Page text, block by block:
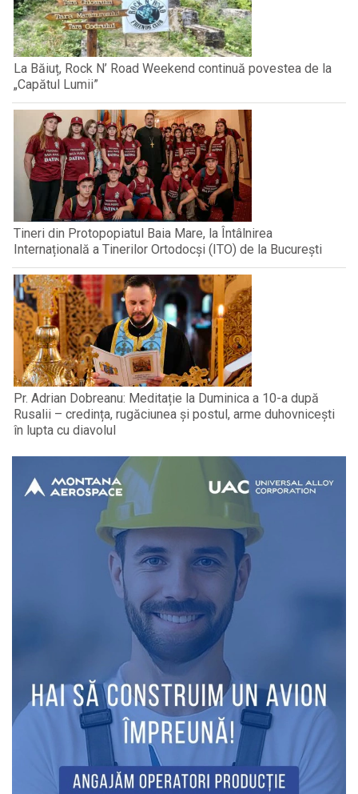
La Băiuț, Rock N’ Road Weekend continuă povestea de la
„Capătul Lumii”
Tineri din Protopopiatul Baia Mare, la Întâlnirea
Internațională a Tinerilor Ortodocși (ITO) de la București
Pr. Adrian Dobreanu: Meditație la Duminica a 10-a după
Rusalii – credința, rugăciunea și postul, arme duhovnicești
în lupta cu diavolul